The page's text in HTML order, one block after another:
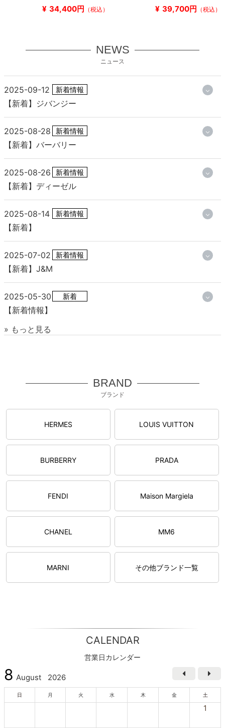
¥ 34,400円 （税込） ¥ 39,700円 （税込）
NEWS
ニュース
2025-09-12 新着情報
【新着】ジバンジー
2025-08-28 新着情報
【新着】バーバリー
2025-08-26 新着情報
【新着】ディーゼル
2025-08-14 新着情報
【新着】
2025-07-02 新着情報
【新着】J&M
2025-05-30 新着
【新着情報】
» もっと見る
BRAND
ブランド
HERMES LOUIS VUITTON
BURBERRY PRADA
FENDI Maison Margiela
CHANEL MM6
MARNI その他ブランド一覧
CALENDAR
営業日カレンダー
8 August 2026
日 月 火 水 木 金 土
1